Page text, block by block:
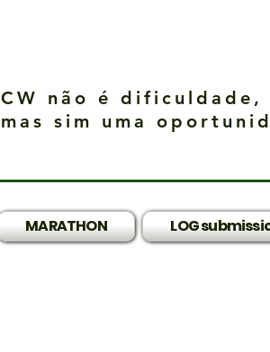
CW não é dificuldade,
mas sim uma
MARATHON LOG